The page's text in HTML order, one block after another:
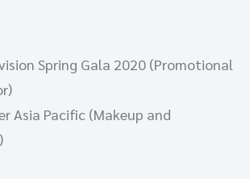
Spring Gala 2020 (Promotional
Asia Pacific (Makeup and